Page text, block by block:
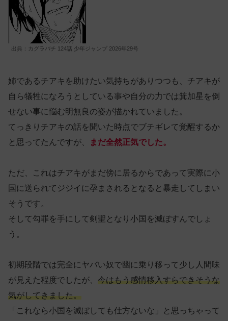
出典：カグラバチ 124話 少年ジャンプ 2026年29号
姉であるチアキを助けたい気持ちがありつつも、チアキが
自ら犠牲になろうとしている事や自分の力では箕加星を倒
せない事に悩む明無良の姿が描かれていました。
てっきりチアキの話を聞いた時点でブチギレて覚醒するか
と思ってたんですが、
まだ全然正気でした。
ただ、これはチアキがまだ傍に居るからであって実際に小
国に送られてジジイに孕まされるとなると暴走してしまい
そうです。
そして勾罪を手にして剣聖となり小国を滅ぼすんでしょ
う。
初期段階では完全にヤバい奴で幽に乗り移って少し人間味
が見えた程度でしたが、 今はもう感情移入すらできそうな
気がしてきました。
「これなら小国を滅ぼしても仕方ないな」と思っちゃって